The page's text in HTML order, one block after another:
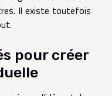
Il existe toutefois
pour créer